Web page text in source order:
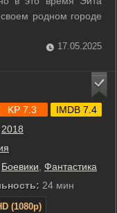
родном городе
Его возвращение и
школы оказывает
17.05.2025
2018
Боевики, Фантастика
24 мин
(1080p)
KP 7.3 IMDB 7.4